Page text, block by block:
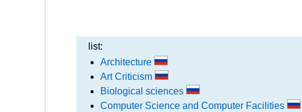
list:
Architecture
Art Criticism
Biological sciences
Computer Science and Computer Facilities